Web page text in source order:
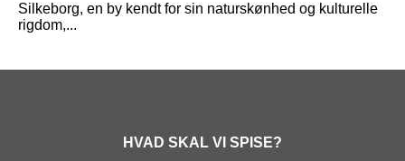
Silkeborg, en by kendt for sin naturskønhed og kulturelle
rigdom,...
HVAD SKAL VI SPISE?